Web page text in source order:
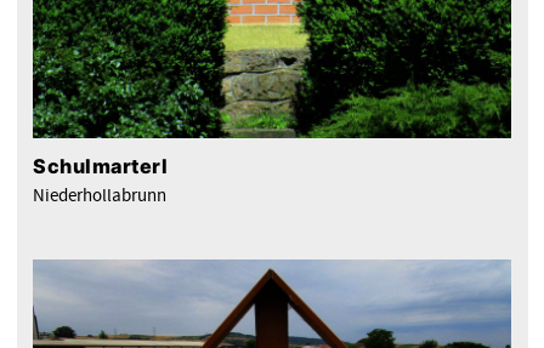
Schulmarterl
Niederhollabrunn